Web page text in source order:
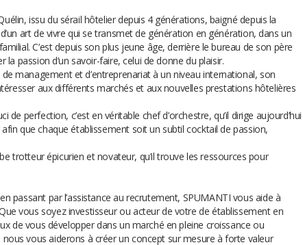
issu du sérail hôtelier depuis 4 générations, baigné depuis la
art de vivre qui se transmet de génération en génération, dans un
C’est depuis son plus jeune âge, derrière le bureau de son père
la passion d’un savoir-faire, celui de donne du plaisir.
management et d’entreprenariat à un niveau international, son
aux différents marchés et aux nouvelles prestations hôtelières
de perfection, c’est en véritable chef d’orchestre, qu’il dirige aujourd’hui
que chaque établissement soit un subtil cocktail de passion,
trotteur épicurien et novateur, qu’il trouve les ressources pour
passant par l’assistance au recrutement, SPUMANTI vous aide à
vous soyez investisseur ou acteur de votre de établissement en
de vous développer dans un marché en pleine croissance ou
nous vous aiderons à créer un concept sur mesure à forte valeur